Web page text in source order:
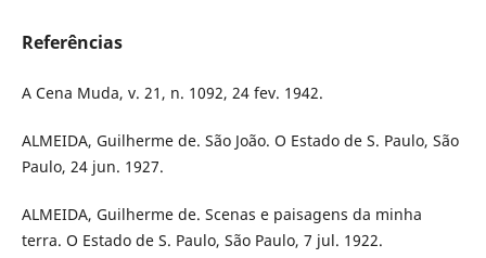
Referências
A Cena Muda, v. 21, n. 1092, 24 fev. 1942.
ALMEIDA, Guilherme de. São João. O Estado de S. Paulo, São
Paulo, 24 jun. 1927.
ALMEIDA, Guilherme de. Scenas e paisagens da minha
terra. O Estado de S. Paulo, São Paulo, 7 jul. 1922.